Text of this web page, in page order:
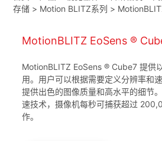
存储 > Motion BLITZ系列 >
MotionBLITZ EoSens ®
MotionBLITZ EoSens ® Cube7 提供
用。用户可以根据需要定义分辨率和
提供出色的图像质量和高水平的细节
速技术，摄像机每秒可捕获超过
作。